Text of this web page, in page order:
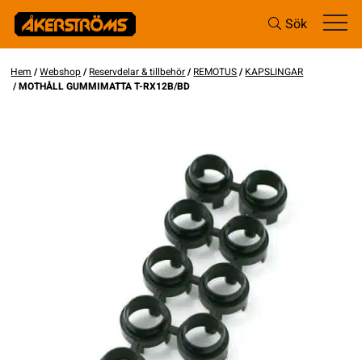
Sök
Hem /Webshop/Reservdelar & tillbehör/REMOTUS/KAPSLINGAR
/ MOTHÅLL GUMMIMATTA T-RX12B/BD